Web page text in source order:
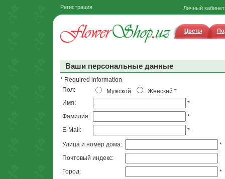
Регистрация Личный кабинет
Цветы
Ваши персональные данные
* Required information
Пол:
Мужской Женский *
Имя:
*
Фамилия:
*
E-Mail:
*
Улица и номер дома:
*
Почтовый индекс:
Город:
*